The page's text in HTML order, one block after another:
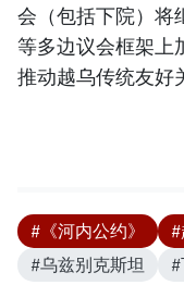
会（包括下院）将
等多边议会框架上
推动越乌传统友好
#《河内公约》
#乌兹别克斯坦